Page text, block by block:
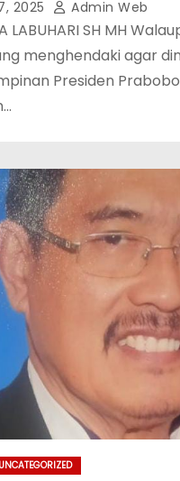
2025 Admin Web
LABUHARI SH MH
menghendaki agar
Presiden
UNCATEGORIZED